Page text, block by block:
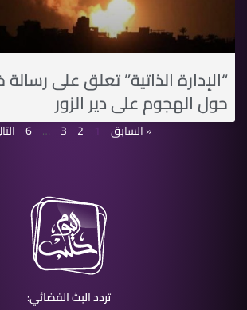
“الإدارة الذاتية” تعلق على رسالة
حول الهجوم على دير الزور
« السابق 1
2
3
…
6
تردد البث الفضائي: